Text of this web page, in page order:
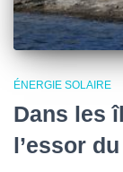
ÉNERGIE SOLAIRE
Dans les
l’essor